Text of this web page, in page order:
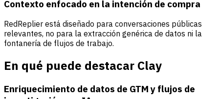
Contexto enfocado en la intención de compra
RedReplier está diseñado para conversaciones públicas
relevantes, no para la extracción genérica de datos ni la
fontanería de flujos de trabajo.
En qué puede destacar Clay
Enriquecimiento de datos de GTM y flujos de